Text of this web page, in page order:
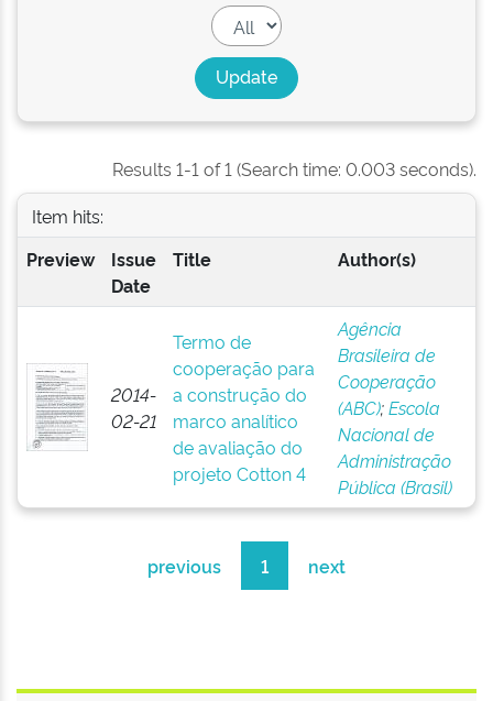
Results 1-1 of 1 (Search time: 0.003 seconds).
Item hits:
Preview
Issue
Date
Title Author(s)
2014-
02-21
Termo de
cooperação para
a construção do
marco analítico
de avaliação do
projeto Cotton 4
Agência
Brasileira de
Cooperação
(ABC);Escola
Nacional de
Administração
Pública (Brasil)
previous 1 next